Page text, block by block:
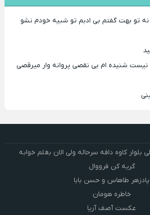
تو بهت گفتم بی ادبم تو شبیه خودم نشو
شنیده ام بی نقصی پروانه وار میرقصی
بلوار کاوه دافه سرحاله ولی الان بغلم خوابه
گریه کن فرووال
پادزهر طاهاس و حسن بابا
خاطره هومان
عکست آصف آریا